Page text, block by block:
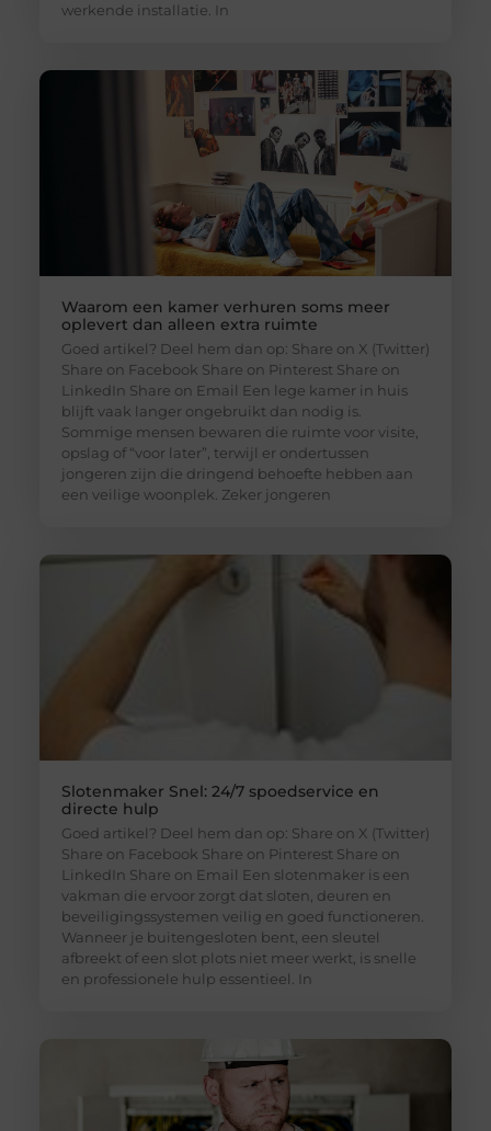
werkende installatie. In
Waarom een kamer verhuren soms meer
oplevert dan alleen extra ruimte
Goed artikel? Deel hem dan op: Share on X (Twitter)
Share on Facebook Share on Pinterest Share on
LinkedIn Share on Email Een lege kamer in huis
blijft vaak langer ongebruikt dan nodig is.
Sommige mensen bewaren die ruimte voor visite,
opslag of “voor later”, terwijl er ondertussen
jongeren zijn die dringend behoefte hebben aan
een veilige woonplek. Zeker jongeren
Slotenmaker Snel: 24/7 spoedservice en
directe hulp
Goed artikel? Deel hem dan op: Share on X (Twitter)
Share on Facebook Share on Pinterest Share on
LinkedIn Share on Email Een slotenmaker is een
vakman die ervoor zorgt dat sloten, deuren en
beveiligingssystemen veilig en goed functioneren.
Wanneer je buitengesloten bent, een sleutel
afbreekt of een slot plots niet meer werkt, is snelle
en professionele hulp essentieel. In